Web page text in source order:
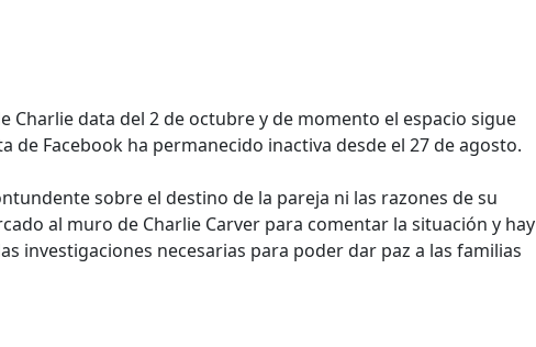
Charlie data del 2 de octubre y de momento el espacio sigue
de Facebook ha permanecido inactiva desde el 27 de agosto.
sobre el destino de la pareja ni las razones de su
al muro de Charlie Carver para comentar la situación y hay
investigaciones necesarias para poder dar paz a las familias